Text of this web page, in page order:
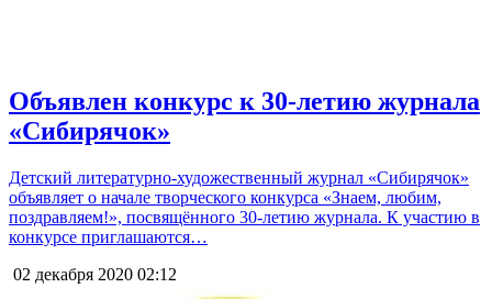
Объявлен конкурс к 30-летию журнала
«Сибирячок»
Детский литературно-художественный журнал «Сибирячок»
объявляет о начале творческого конкурса «Знаем, любим,
поздравляем!», посвящённого 30-летию журнала. К участию в
конкурсе приглашаются…
02 декабря 2020 02:12